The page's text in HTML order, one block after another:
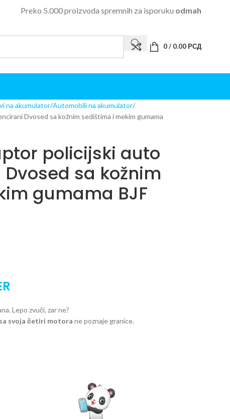
Preko 5.000 proizvoda spremnih za isporuku odmah
0/ 0.00РСД
na akumulator Automobili na akumulator
Dvosed sa kožnim sedištima i mekim gumama
policijski auto
sa kožnim
gumama BJF
Lepo zvuči, zar ne?
sa svoja četiri motora ne poznaje granice.